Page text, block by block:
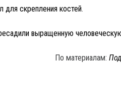
для скрепления костей.
выращенную
По материалам: